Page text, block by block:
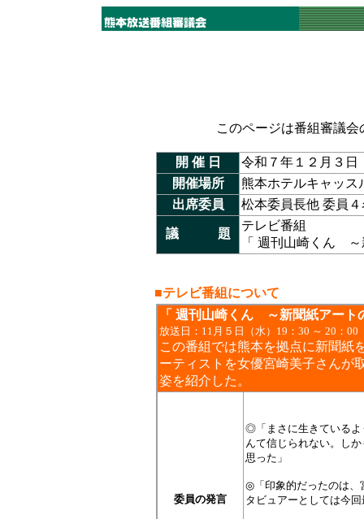
このページは番組審議
開 催 日
令和７年１２月３
開催場所
熊本ホテルキャッス
出席委員
松本委員長他 委員
議 題
テレビ番組
「 週刊山崎くん
■テレビ番組について
「 週刊山崎くん ～新聞紙アート
放送日：11月５日（水）19：30 ～ 20：00
この番組では熊本を拠点に新聞紙
ーティストを女優宮崎美子さんが
姿を紹介した。
委員の発言
◎「まさに生きているよ
んて信じられない。し
思った」
◎「印象的だったのは、
タビュアーとしては今